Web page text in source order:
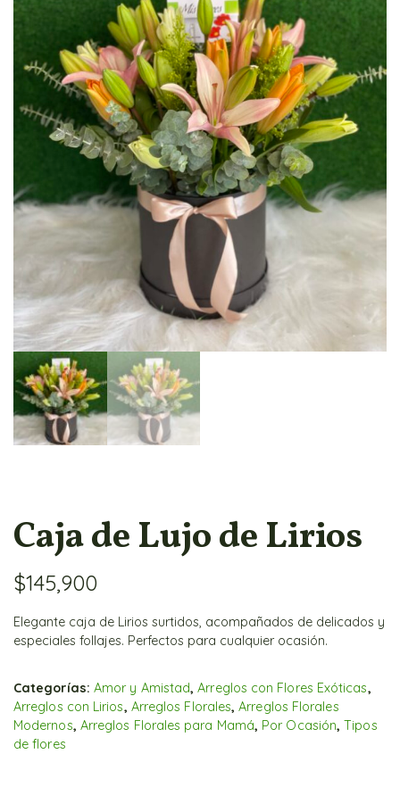
Caja de Lujo de Lirios
$145,900
Elegante caja de Lirios surtidos, acompañados de delicados y
especiales follajes. Perfectos para cualquier ocasión.
Categorías: Amor y Amistad,Arreglos con Flores Exóticas,
Arreglos con Lirios, Arreglos Florales,Arreglos Florales
Modernos, Arreglos Florales para Mamá, Por Ocasión,Tipos
de flores